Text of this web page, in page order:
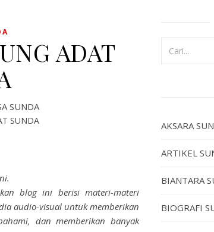
ADAT
SUNDA
blog ini berisi materi-materi
audio-visual untuk memberikan
dan memberikan banyak
AKSARA
ARTIKEL
BIANTARA
BIOGRAFI